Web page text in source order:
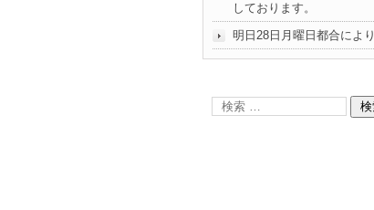
しております。
明日28日月曜日都合により